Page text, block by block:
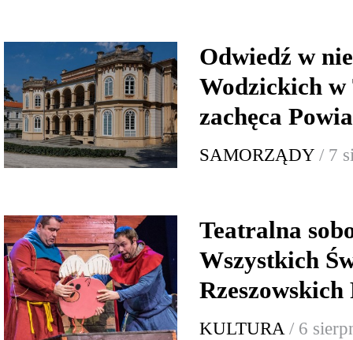
Odwiedź w
Wodzickich w
zachęca
SAMORZĄDY / 7
Teatralna
Wszystkich
KULTURA / 6